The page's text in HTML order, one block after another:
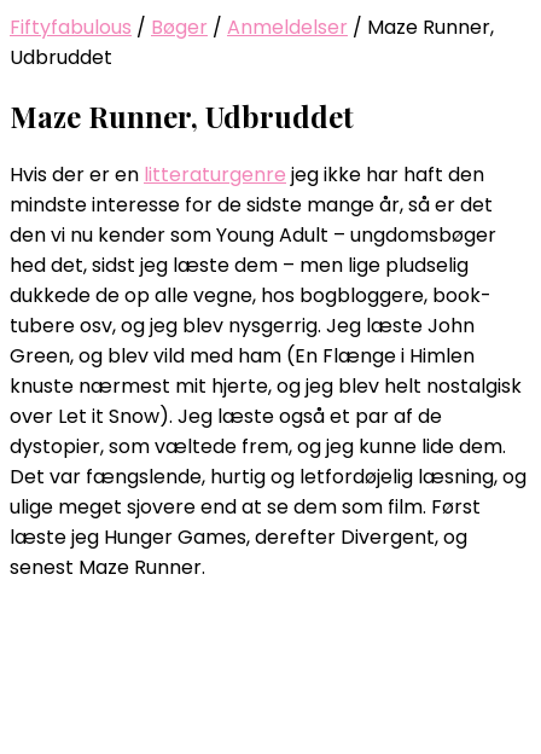
Fiftyfabulous / Bøger / Anmeldelser / Maze Runner,
Udbruddet
Maze Runner, Udbruddet
Hvis der er en litteraturgenre jeg ikke har haft den
mindste interesse for de sidste mange år, så er det
den vi nu kender som Young Adult – ungdomsbøger
hed det, sidst jeg læste dem – men lige pludselig
dukkede de op alle vegne, hos bogbloggere, book-
tubere osv, og jeg blev nysgerrig. Jeg læste John
Green, og blev vild med ham (En Flænge i Himlen
knuste nærmest mit hjerte, og jeg blev helt nostalgisk
over Let it Snow). Jeg læste også et par af de
dystopier, som væltede frem, og jeg kunne lide dem.
Det var fængslende, hurtig og letfordøjelig læsning, og
ulige meget sjovere end at se dem som film. Først
læste jeg Hunger Games, derefter Divergent, og
senest Maze Runner.